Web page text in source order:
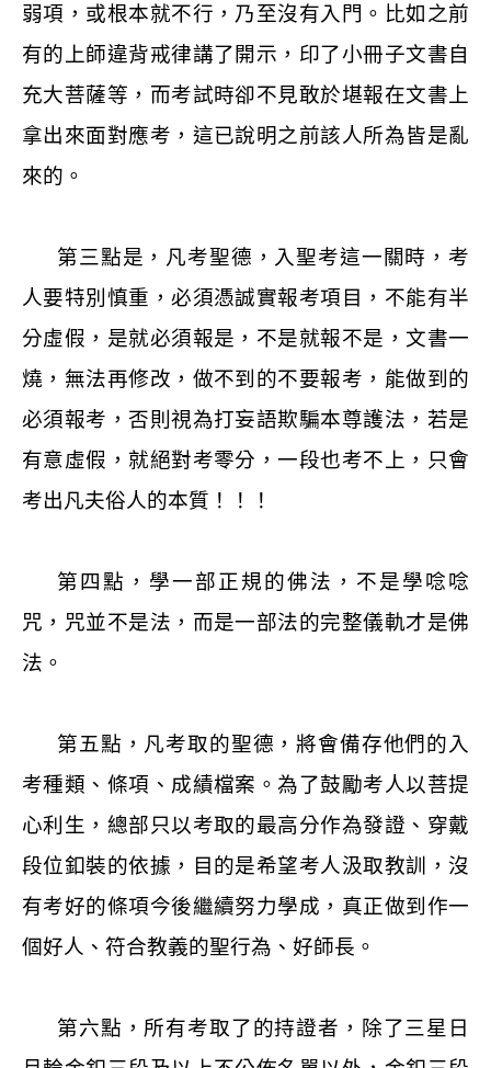
弱項，或根本就不行，乃至沒有入門。比如之前
有的上師違背戒律講了開示，印了小冊子文書自
充大菩薩等，而考試時卻不見敢於堪報在文書上
拿出來面對應考，這已說明之前該人所為皆是亂
來的。
第三點是，凡考聖德，入聖考這一關時，考
人要特別慎重，必須憑誠實報考項目，不能有半
分虛假，是就必須報是，不是就報不是，文書一
燒，無法再修改，做不到的不要報考，能做到的
必須報考，否則視為打妄語欺騙本尊護法，若是
有意虛假，就絕對考零分，一段也考不上，只會
考出凡夫俗人的本質！！！
第四點，學一部正規的佛法，不是學唸唸
咒，咒並不是法，而是一部法的完整儀軌才是佛
法。
第五點，凡考取的聖德，將會備存他們的入
考種類、條項、成績檔案。為了鼓勵考人以菩提
心利生，總部只以考取的最高分作為發證、穿戴
段位釦裝的依據，目的是希望考人汲取教訓，沒
有考好的條項今後繼續努力學成，真正做到作一
個好人、符合教義的聖行為、好師長。
第六點，所有考取了的持證者，除了三星日